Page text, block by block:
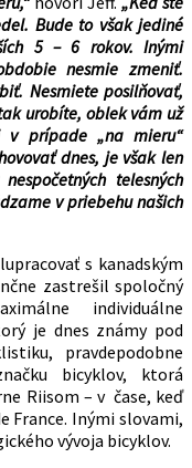
Bude to však jediné
5 – 6 rokov. Inými
nesmie zmeniť.
Nesmiete posilňovať,
urobíte, oblek vám už
v prípade „na mieru“
dnes, je však len
telesných
v priebehu našich
s kanadským
zastrešil spoločný
individuálne
je dnes známy pod
pravdepodobne
bicyklov, ktorá
Riisom – v čase, keď
France. Inými slovami,
vývoja bicyklov.